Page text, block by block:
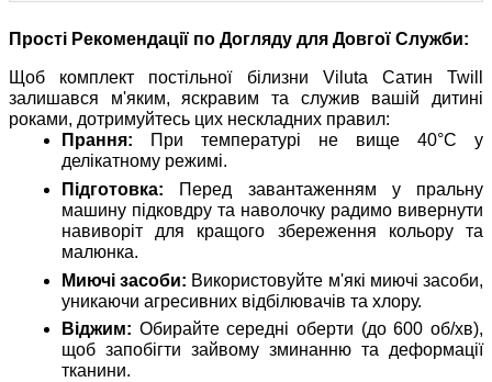
Прості Рекомендації по Догляду для Довгої Служби:
Щоб комплект постільної білизни Viluta Сатин Twill
залишався м'яким, яскравим та служив вашій дитині
роками, дотримуйтесь цих нескладних правил:
Прання: При температурі не вище 40°C у
делікатному режимі.
Підготовка: Перед завантаженням у пральну
машину підковдру та наволочку радимо вивернути
навиворіт для кращого збереження кольору та
малюнка.
Миючі засоби: Використовуйте м'які миючі засоби,
уникаючи агресивних відбілювачів та хлору.
Віджим: Обирайте середні оберти (до 600 об/хв),
щоб запобігти зайвому зминанню та деформації
тканини.